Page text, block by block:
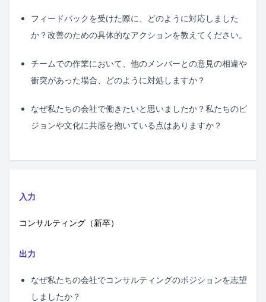
フィードバックを受けた際に、どのように対応しました
か？改善のための具体的なアクションを教えてください。
チームでの作業において、他のメンバーとの意見の相違や
衝突があった場合、どのように対処しますか？
なぜ私たちの会社で働きたいと思いましたか？私たちのビ
ジョンや文化に共感を抱いている点はありますか？
入力
コンサルティング（新卒）
出力
なぜ私たちの会社でコンサルティングのポジションを志望
しましたか？